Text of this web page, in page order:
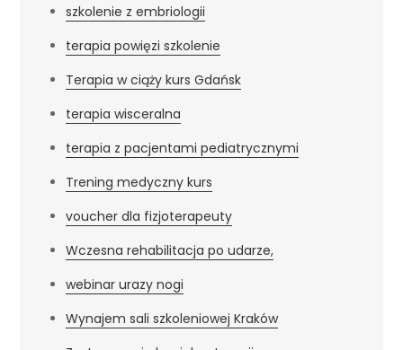
szkolenie z embriologii
terapia powięzi szkolenie
Terapia w ciąży kurs Gdańsk
terapia wisceralna
terapia z pacjentami pediatrycznymi
Trening medyczny kurs
voucher dla fizjoterapeuty
Wczesna rehabilitacja po udarze,
webinar urazy nogi
Wynajem sali szkoleniowej Kraków